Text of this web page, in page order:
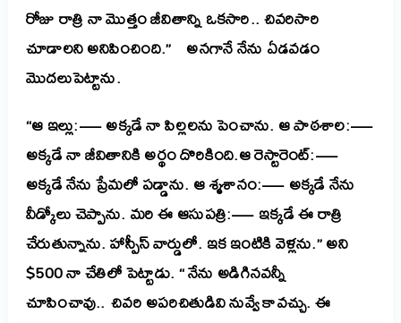
రోజు రాత్రి నా మొత్తం జీవితాన్ని ఒకసారి.. చివరిసారి
చూడాలని అనిపించింది.” అనగానే నేను ఏడవడం
మొదలుపెట్టాను.
“ఆ ఇల్లు:— అక్కడే నా పిల్లలను పెంచాను. ఆ పాఠశాల:—
అక్కడే నా జీవితానికి అర్థం దొరికింది.ఆ రెస్టారెంట్:—
అక్కడే నేను ప్రేమలో పడ్డాను. ఆ శ్మశానం:— అక్కడే నేను
వీడ్కోలు చెప్పాను. మరి ఈ ఆసుపత్రి:— ఇక్కడే ఈ రాత్రి
చేరుతున్నాను. హాస్పీస్ వార్డులో. ఇక ఇంటికి వెళ్లను.” అని
$500 నా చేతిలో పెట్టాడు.“ నేను అడిగినవన్నీ
చూపించావు.. చివరి అపరిచితుడివి నువ్వే కావచ్చు. ఈ